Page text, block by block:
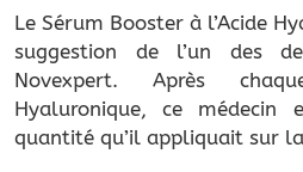
Le Sérum Booster à l’Acide
suggestion de l’un des
Novexpert. Après
Hyaluronique, ce
quantité qu’il appliquait sur